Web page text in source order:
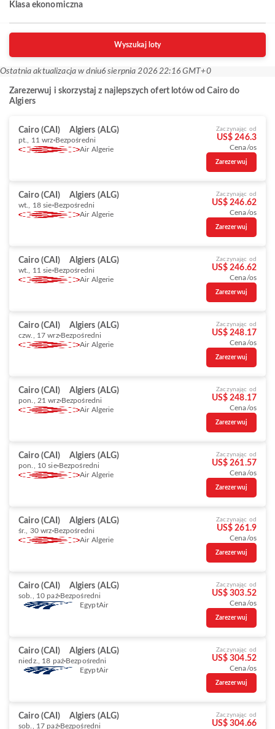
Klasa ekonomiczna
Wyszukaj loty
Ostatnia aktualizacja w dniu6 sierpnia 2026 22:16 GMT+0
Zarezerwuj i skorzystaj z najlepszych ofert lotów od Cairo do
Algiers
Cairo (CAI) Algiers (ALG)
pt., 11 wrz Bezpośredni
Air Algerie
Zaczynając od
US$ 246.3
Cena/os
Zarezerwuj
Cairo (CAI) Algiers (ALG)
wt., 18 sie Bezpośredni
Air Algerie
Zaczynając od
US$ 246.62
Cena/os
Zarezerwuj
Cairo (CAI) Algiers (ALG)
wt., 11 sie Bezpośredni
Air Algerie
Zaczynając od
US$ 246.62
Cena/os
Zarezerwuj
Cairo (CAI) Algiers (ALG)
czw., 17 wrz Bezpośredni
Air Algerie
Zaczynając od
US$ 248.17
Cena/os
Zarezerwuj
Cairo (CAI) Algiers (ALG)
pon., 21 wrz Bezpośredni
Air Algerie
Zaczynając od
US$ 248.17
Cena/os
Zarezerwuj
Cairo (CAI) Algiers (ALG)
pon., 10 sie Bezpośredni
Air Algerie
Zaczynając od
US$ 261.57
Cena/os
Zarezerwuj
Cairo (CAI) Algiers (ALG)
śr., 30 wrz Bezpośredni
Air Algerie
Zaczynając od
US$ 261.9
Cena/os
Zarezerwuj
Cairo (CAI) Algiers (ALG)
sob., 10 paź Bezpośredni
EgyptAir
Zaczynając od
US$ 303.52
Cena/os
Zarezerwuj
Cairo (CAI) Algiers (ALG)
niedz., 18 paź Bezpośredni
EgyptAir
Zaczynając od
US$ 304.52
Cena/os
Zarezerwuj
Cairo (CAI) Algiers (ALG)
sob., 17 paź Bezpośredni
Zaczynając od
US$ 304.66